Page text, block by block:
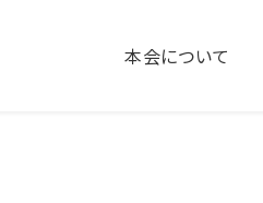
本会について